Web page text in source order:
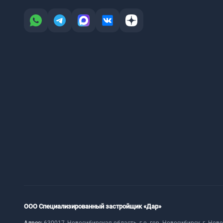
ООО Специализированный застройщик «Дар»